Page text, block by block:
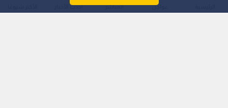
عواجل المباشر أحدث الأخبار